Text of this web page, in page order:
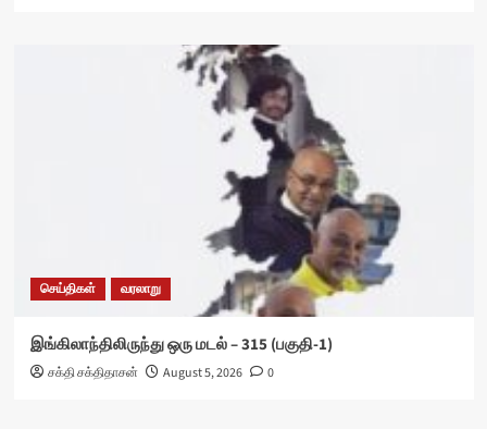
செய்திகள் வரலாறு
இங்கிலாந்திலிருந்து ஒரு மடல் – 315 (பகுதி-1)
சக்தி சக்திதாசன் August 5, 2026 0